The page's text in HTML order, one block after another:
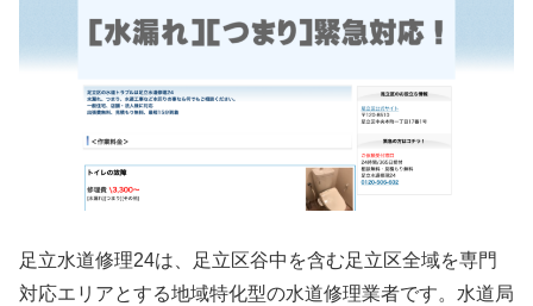
足立水道修理24は、足立区谷中を含む足立区全域を専門
対応エリアとする地域特化型の水道修理業者です。水道局